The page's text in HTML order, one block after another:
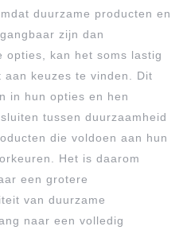
duurzame producten en
zijn dan
opties, kan het soms lastig
keuzes te vinden. Dit
in hun opties en hen
tussen duurzaamheid
die voldoen aan hun
Het is daarom
een grotere
van duurzame
naar een volledig